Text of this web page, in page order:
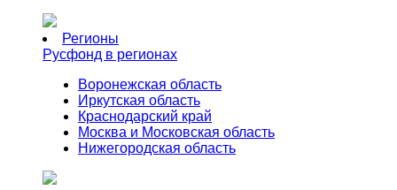
Регионы
Русфонд в регионах
Воронежская область
Иркутская область
Краснодарский край
Москва и Московская область
Нижегородская область